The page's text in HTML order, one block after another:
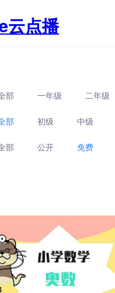
云点播
部 一年级 二年级
部 初级 中级
部 公开 免费